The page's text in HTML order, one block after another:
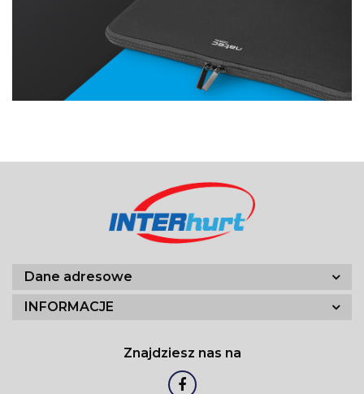
Dane adresowe
INFORMACJE
Znajdziesz nas na